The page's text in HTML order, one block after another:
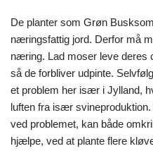
De planter som Grøn
næringsfattig jord. Derfor må
næring. Lad moser leve deres
så de forbliver udpinte.
et problem her især i Jylland,
luften fra især
ved problemet, kan både
hjælpe, ved at plante flere